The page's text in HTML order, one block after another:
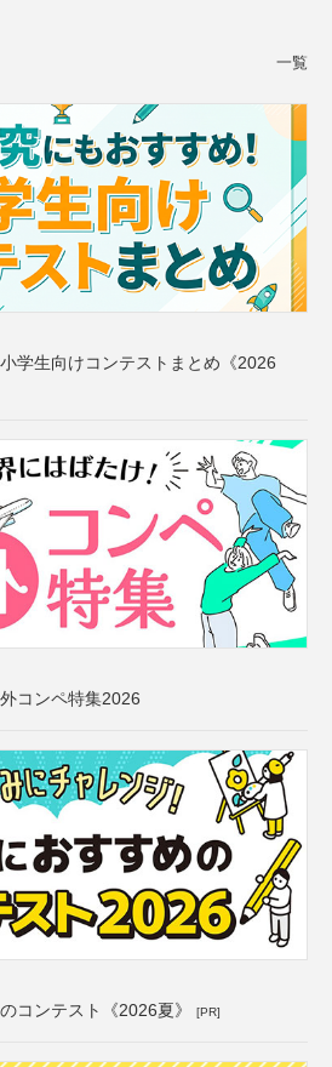
一覧
学生向けコンテストまとめ《2026
コンペ特集2026
コンテスト《2026夏》 [PR]